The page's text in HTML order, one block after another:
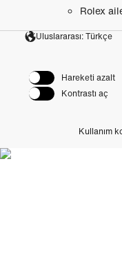
Rolex
Uluslararası: Türkçe
Hareketi azalt
Kontrastı aç
Kullanım